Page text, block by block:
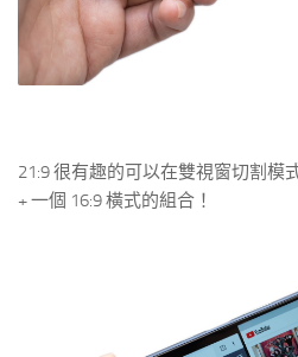
21:9 很有趣的可以在雙視窗切割模
+ 一個 16:9 橫式的組合！